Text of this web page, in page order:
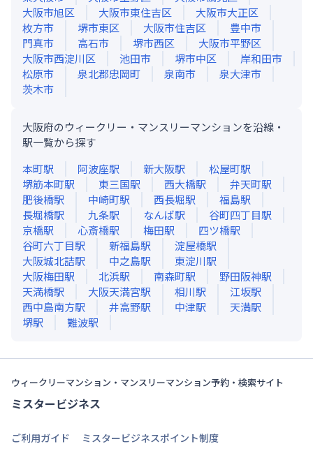
大阪市旭区
大阪市東住吉区
大阪市大正区
枚方市
堺市東区 大阪市住吉区
豊中市
門真市
高石市 堺市西区
大阪市平野区
大阪市西淀川区
池田市 堺市中区
岸和田市
松原市
泉北郡忠岡町 泉南市
泉大津市
茨木市
大阪府のウィークリー・マンスリーマンションを沿線・
駅一覧から探す
本町駅 阿波座駅 新大阪駅 松屋町駅
堺筋本町駅 東三国駅 西大橋駅 弁天町駅
肥後橋駅 中崎町駅 西長堀駅 福島駅
長堀橋駅 九条駅 なんば駅 谷町四丁目駅
京橋駅 心斎橋駅 梅田駅 四ツ橋駅
谷町六丁目駅 新福島駅 淀屋橋駅
大阪城北詰駅 中之島駅 東淀川駅
大阪梅田駅 北浜駅 南森町駅 野田阪神駅
天満橋駅 大阪天満宮駅 相川駅 江坂駅
西中島南方駅 井高野駅 中津駅 天満駅
堺駅 難波駅
ウィークリーマンション・マンスリーマンション予約・検索サイト
ミスタービジネス
ご利用ガイド ミスタービジネスポイント制度